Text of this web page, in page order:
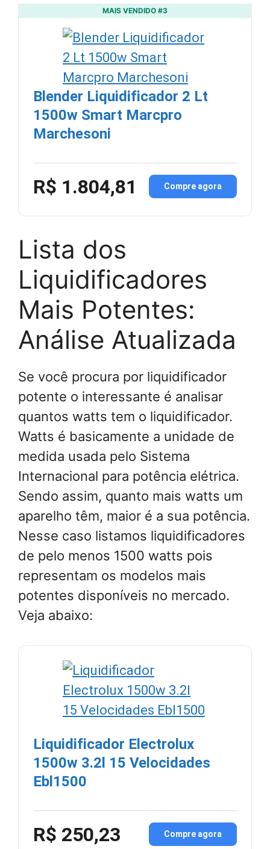
MAIS VENDIDO #3
Blender Liquidificador 2 Lt
1500w Smart Marcpro
Marchesoni
R$ 1.804,81 Compre agora
Lista dos
Liquidificadores
Mais Potentes:
Análise Atualizada
Se você procura por liquidificador
potente o interessante é analisar
quantos watts tem o liquidificador.
Watts é basicamente a unidade de
medida usada pelo Sistema
Internacional para potência elétrica.
Sendo assim, quanto mais watts um
aparelho têm, maior é a sua potência.
Nesse caso listamos liquidificadores
de pelo menos 1500 watts pois
representam os modelos mais
potentes disponíveis no mercado.
Veja abaixo:
Liquidificador Electrolux
1500w 3.2l 15 Velocidades
Ebl1500
R$ 250,23 Compre agora